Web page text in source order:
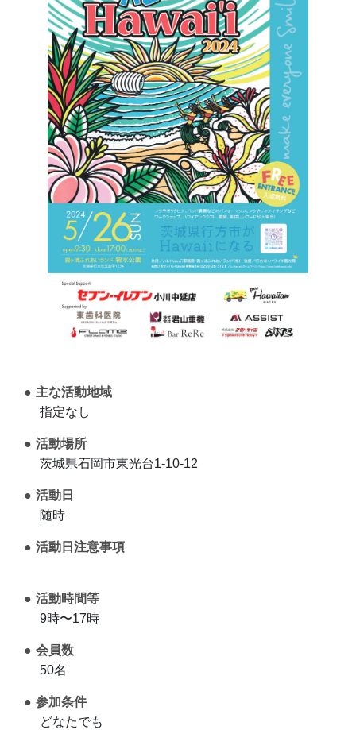
主な活動地域
指定なし
活動場所
茨城県石岡市東光台1-10-12
活動日
随時
活動日注意事項
活動時間等
9時〜17時
会員数
50名
参加条件
どなたでも